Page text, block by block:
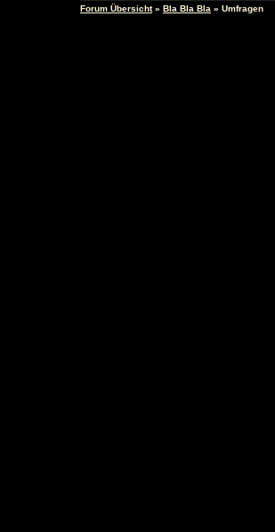
Forum Übersicht » Bla Bla Bla » Umfragen